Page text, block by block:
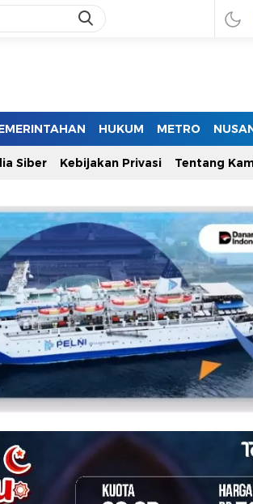
HUKUM METRO
Siber Kebijakan Privasi Tentang